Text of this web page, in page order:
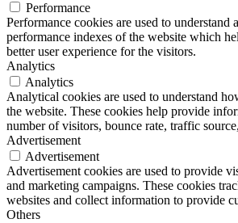
Performance
Performance cookies are used to understand
performance indexes of the website which
better user experience for the visitors.
Analytics
Analytics
Analytical cookies are used to understand
the website. These cookies help provide
number of visitors, bounce rate, traffic
Advertisement
Advertisement
Advertisement cookies are used to provide
and marketing campaigns. These cookies
websites and collect information to provide
Others